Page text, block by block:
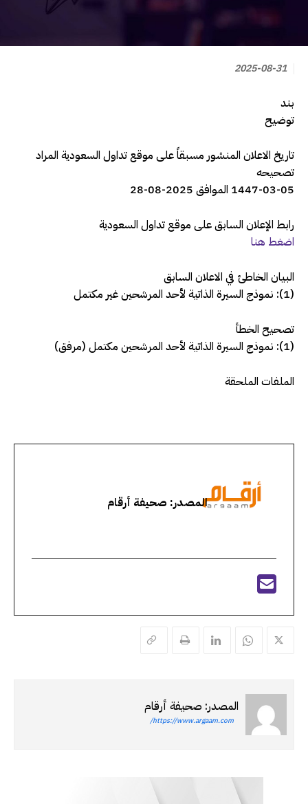
2025-08-31
بند
توضيح
تاريخ الاعلان المنشور مسبقاً على موقع تداول السعودية المراد
تصحيحه
1447-03-05 الموافق 2025-08-28
رابط الإعلان السابق على موقع تداول السعودية
اضغط هنا
البيان الخاطئ في الاعلان السابق
(1): نموذج السيرة الذاتية لأحد المرشحين غير مكتمل
تصحيح الخطأ
(1): نموذج السيرة الذاتية لأحد المرشحين مكتمل (مرفق)
الملفات الملحقة
المصدر: صحيفة أرقام
المصدر: صحيفة أرقام
https://www.argaam.com/